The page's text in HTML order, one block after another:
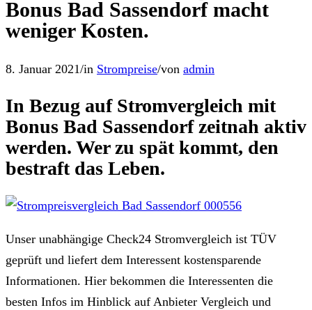
Bonus Bad Sassendorf macht
weniger Kosten.
8. Januar 2021/in Strompreise/von admin
In Bezug auf Stromvergleich mit
Bonus Bad Sassendorf zeitnah aktiv
werden. Wer zu spät kommt, den
bestraft das Leben.
Unser unabhängige Check24 Stromvergleich ist TÜV
geprüft und liefert dem Interessent kostensparende
Informationen. Hier bekommen die Interessenten die
besten Infos im Hinblick auf Anbieter Vergleich und